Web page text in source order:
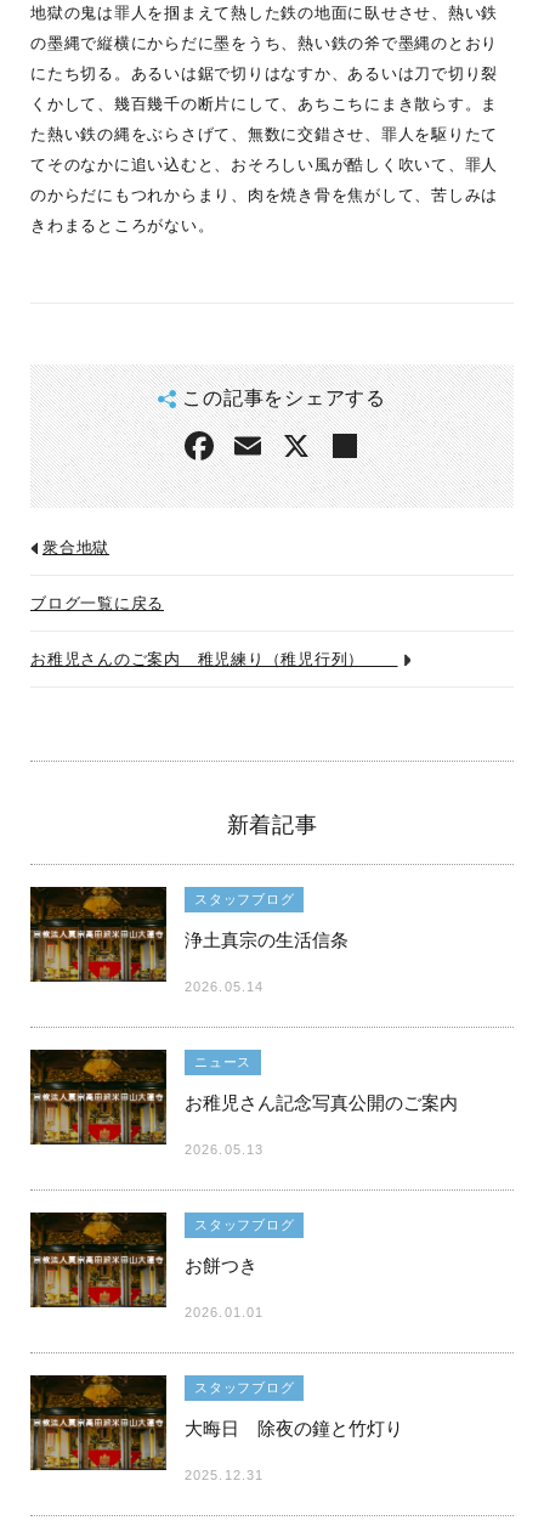
地獄の鬼は罪人を掴まえて熱した鉄の地面に臥せさせ、熱い鉄
の墨縄で縦横にからだに墨をうち、熱い鉄の斧で墨縄のとおり
にたち切る。あるいは鋸で切りはなすか、あるいは刀で切り裂
くかして、幾百幾千の断片にして、あちこちにまき散らす。ま
た熱い鉄の縄をぶらさげて、無数に交錯させ、罪人を駆りたて
てそのなかに追い込むと、おそろしい風が酷しく吹いて、罪人
のからだにもつれからまり、肉を焼き骨を焦がして、苦しみは
きわまるところがない。
この記事をシェアする
衆合地獄
ブログ一覧に戻る
お稚児さんのご案内 稚児練り（稚児行列）
新着記事
スタッフブログ
浄土真宗の生活信条
2026.05.14
ニュース
お稚児さん記念写真公開のご案内
2026.05.13
スタッフブログ
お餅つき
2026.01.01
スタッフブログ
大晦日 除夜の鐘と竹灯り
2025.12.31